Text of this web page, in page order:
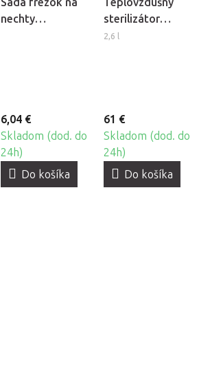
nechty
6,04 €
Skladom (dod. do
24h)
Do košíka
sterilizátor
BeautyOne SM-
2,6 l
61 €
Skladom (dod. do
24h)
Do košíka